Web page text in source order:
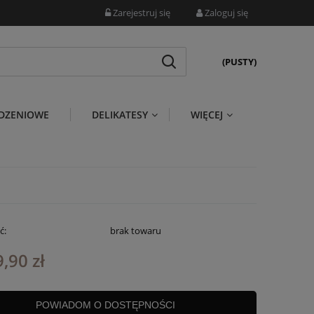
Zarejestruj się Zaloguj się
(PUSTY)
DELIKATESY WIĘCEJ
brak towaru
zł
POWIADOM O DOSTĘPNOŚCI